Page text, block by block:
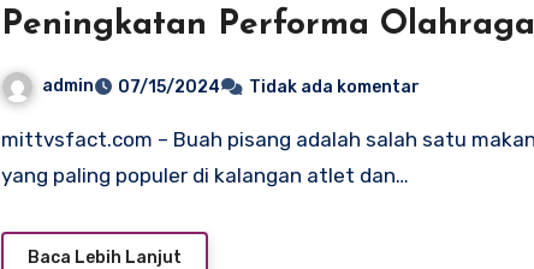
Peningkatan Performa Olahraga
admin 07/15/2024 Tidak ada komentar
mittvsfact.com – Buah pisang adalah salah satu makanan
yang paling populer di kalangan atlet dan…
Baca Lebih Lanjut